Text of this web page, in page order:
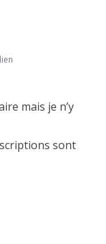
mais je n’y
sont